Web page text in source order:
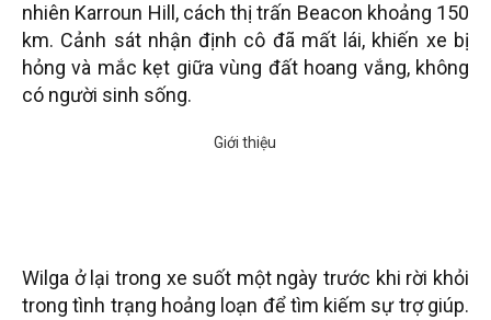
nhiên Karroun Hill, cách thị trấn Beacon khoảng 150
km. Cảnh sát nhận định cô đã mất lái, khiến xe bị
hỏng và mắc kẹt giữa vùng đất hoang vắng, không
có người sinh sống.
Wilga ở lại trong xe suốt một ngày trước khi rời khỏi
trong tình trạng hoảng loạn để tìm kiếm sự trợ giúp.